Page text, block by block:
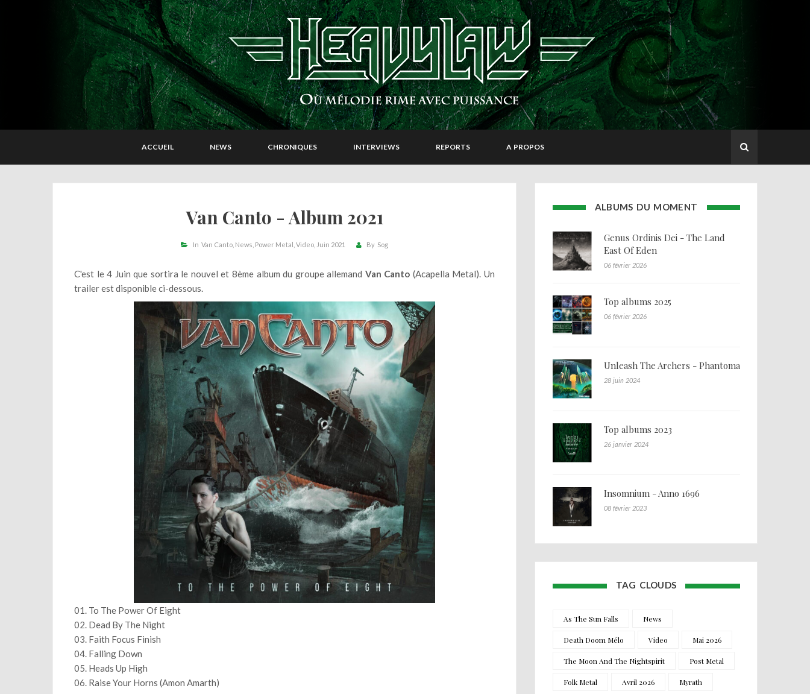
ACCUEIL NEWS CHRONIQUES INTERVIEWS REPORTS A PROPOS
Van Canto - Album 2021
In Van Canto News Power Metal Video Juin 2021 By Sog
C'est le 4 Juin que sortira le nouvel et 8ème album du groupe allemand Van Canto (Acapella Metal). Un
trailer est disponible ci-dessous.
01. To The Power Of Eight
02. Dead By The Night
03. Faith Focus Finish
04. Falling Down
05. Heads Up High
06. Raise Your Horns (Amon Amarth)
ALBUMS DU MOMENT
Genus Ordinis Dei - The Land
East Of Eden
06 février 2026
Top albums 2025
06 février 2026
Unleash The Archers - Phantoma
28 juin 2024
Top albums 2023
26 janvier 2024
Insomnium - Anno 1696
08 février 2023
TAG CLOUDS
As The Sun Falls News
Death Doom Mélo Video Mai 2026
The Moon And The Nightspirit Post Metal
Folk Metal Avril 2026 Myrath